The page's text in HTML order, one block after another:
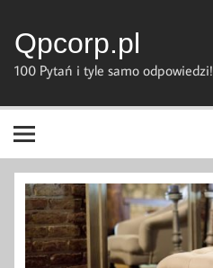
content
Qpcorp.pl
100 Pytań i tyle samo odpowiedzi!